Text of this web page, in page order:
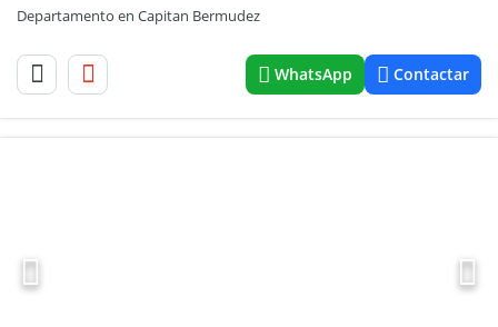
Departamento en Capitan Bermudez
WhatsApp Contactar